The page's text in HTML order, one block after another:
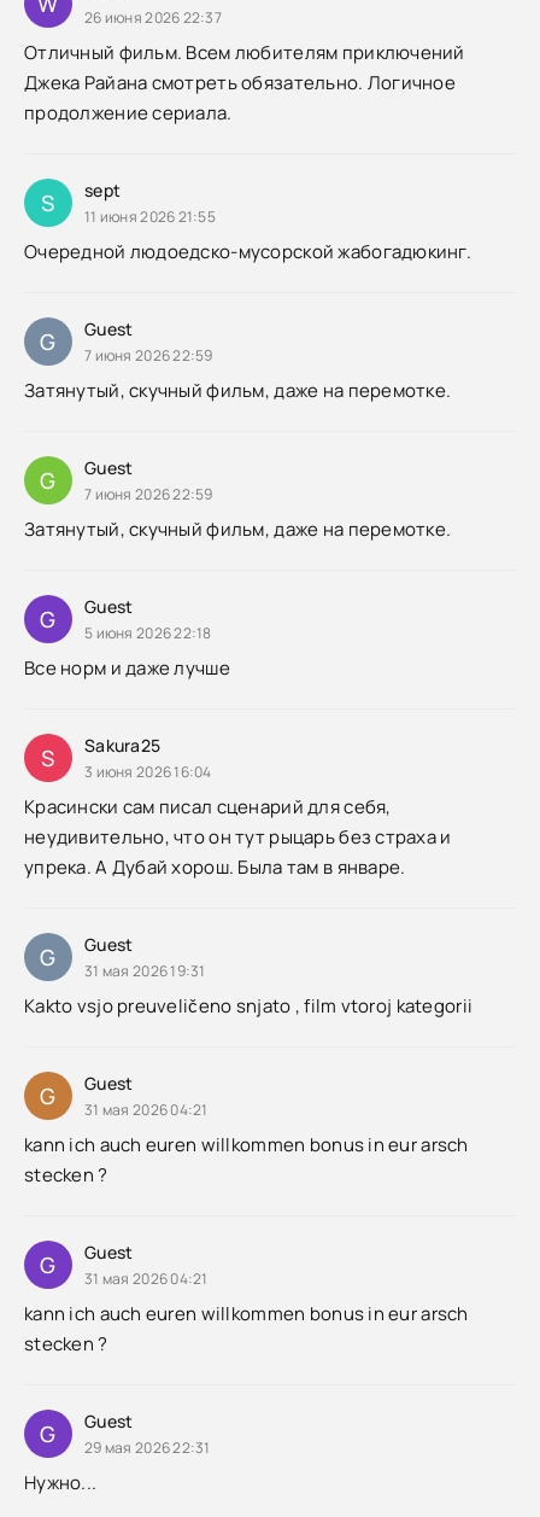
26 июня 2026 22:37
Отличный фильм. Всем любителям приключений
Джека Райана смотреть обязательно. Логичное
продолжение сериала.
S sept
11 июня 2026 21:55
Очередной людоедско-мусорской жабогадюкинг.
G Guest
7 июня 2026 22:59
Затянутый, скучный фильм, даже на перемотке.
G Guest
7 июня 2026 22:59
Затянутый, скучный фильм, даже на перемотке.
G Guest
5 июня 2026 22:18
Все норм и даже лучше
S Sakura25
3 июня 2026 16:04
Красински сам писал сценарий для себя,
неудивительно, что он тут рыцарь без страха и
упрека. А Дубай хорош. Была там в январе.
G Guest
31 мая 2026 19:31
Kakto vsjo preuveličeno snjato , film vtoroj kategorii
G Guest
31 мая 2026 04:21
kann ich auch euren willkommen bonus in eur arsch
stecken ?
G Guest
31 мая 2026 04:21
kann ich auch euren willkommen bonus in eur arsch
stecken ?
G Guest
29 мая 2026 22:31
Нужно...